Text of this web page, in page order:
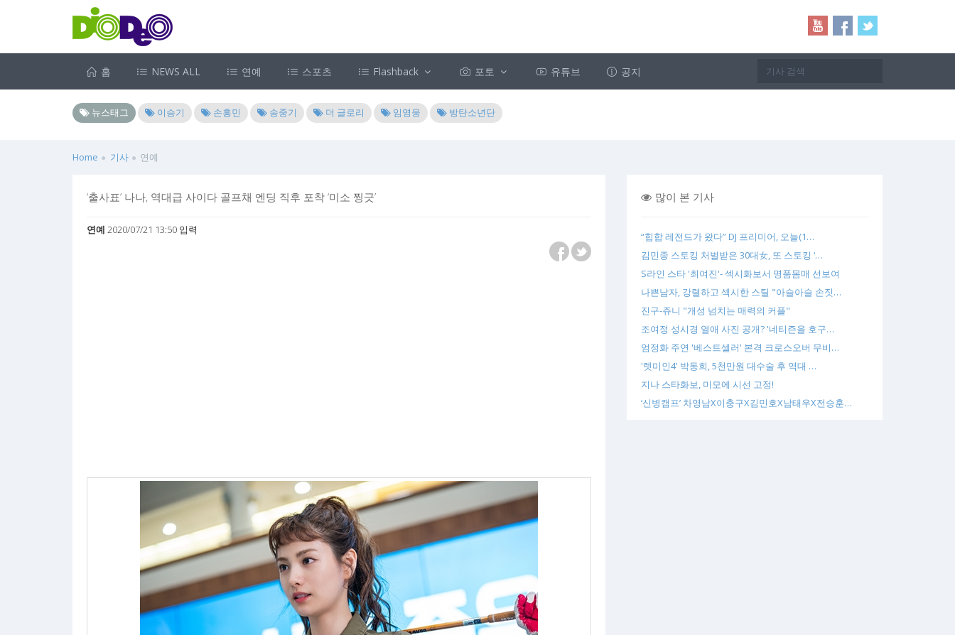
홈 NEWS ALL 연예 스포츠 Flashback 포토 유튜브 공지
뉴스태그 이승기 손흥민 송중기 더 글로리 임영웅 방탄소년단
Home 기사 연예
‘출사표’ 나나, 역대급 사이다 골프채 엔딩 직후 포착 ‘미소 찡긋’
연예 2020/07/21 13:50 입력
많이 본 기사
“힙합 레전드가 왔다” DJ 프리미어, 오늘(1…
김민종 스토킹 처벌받은 30대女, 또 스토킹 ‘…
S라인 스타 '최여진'- 섹시화보서 명품몸매 선보여
나쁜남자, 강렬하고 섹시한 스틸 "아슬아슬 손짓…
진구-쥬니 "개성 넘치는 매력의 커플"
조여정 성시경 열애 사진 공개? '네티즌을 호구…
엄정화 주연 '베스트셀러' 본격 크로스오버 무비…
'렛미인4' 박동희, 5천만원 대수술 후 역대 …
지나 스타화보, 미모에 시선 고정!
‘신병캠프’ 차영남X이충구X김민호X남태우X전승훈…